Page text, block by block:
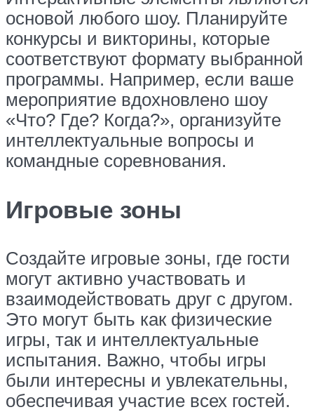
основой любого шоу. Планируйте
конкурсы и викторины, которые
соответствуют формату выбранной
программы. Например, если ваше
мероприятие вдохновлено шоу
«Что? Где? Когда?», организуйте
интеллектуальные вопросы и
командные соревнования.
Игровые зоны
Создайте игровые зоны, где гости
могут активно участвовать и
взаимодействовать друг с другом.
Это могут быть как физические
игры, так и интеллектуальные
испытания. Важно, чтобы игры
были интересны и увлекательны,
обеспечивая участие всех гостей.